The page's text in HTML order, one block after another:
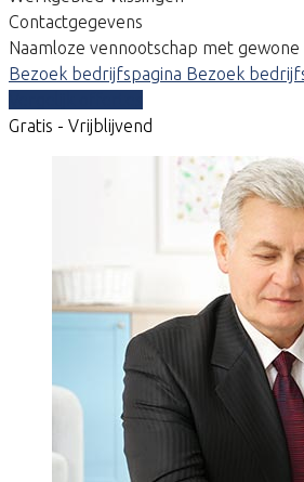
Contactgegevens
Naamloze vennootschap met
Bezoek bedrijfspagina Bezoek
Gratis - Vrijblijvend